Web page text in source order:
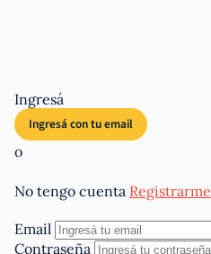
Ingresá
o
No tengo cuenta Registrarme
Email
Contraseña